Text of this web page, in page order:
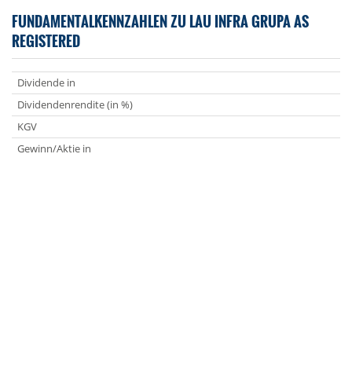
FUNDAMENTALKENNZAHLEN ZU LAU INFRA GRUPA AS
REGISTERED
Dividende in
Dividendenrendite (in %)
KGV
Gewinn/Aktie in